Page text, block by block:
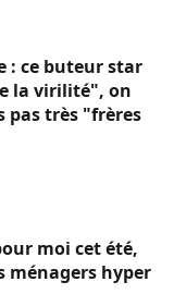
: ce buteur star
la virilité", on
pas très "frères
moi cet été,
ménagers hyper